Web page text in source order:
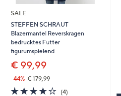
SALE
STEFFEN SCHRAUT
Blazermantel Reverskragen
bedrucktes Futter
figurumspielend
€ 99,99
-44% € 179,99
3.8
(4)